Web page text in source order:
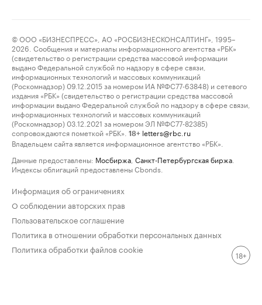
© ООО «БИЗНЕСПРЕСС», АО «РОСБИЗНЕСКОНСАЛТИНГ», 1995–
2026. Сообщения и материалы информационного агентства «РБК»
(свидетельство о регистрации средства массовой информации
выдано Федеральной службой по надзору в сфере связи,
информационных технологий и массовых коммуникаций
(Роскомнадзор) 09.12.2015 за номером ИА №ФС77-63848) и сетевого
издания «РБК» (свидетельство о регистрации средства массовой
информации выдано Федеральной службой по надзору в сфере связи,
информационных технологий и массовых коммуникаций
(Роскомнадзор) 03.12.2021 за номером ЭЛ №ФС77-82385)
сопровождаются пометкой «РБК».
18+ letters@rbc.ru
Владельцем сайта является информационное агентство «РБК».
Данные предоставлены: Мосбиржа Санкт-Петербургская биржа
Индексы облигаций предоставлены Cbonds.
Информация об ограничениях
О соблюдении авторских прав
Пользовательское соглашение
Политика в отношении обработки персональных данных
Политика обработки файлов cookie
18+